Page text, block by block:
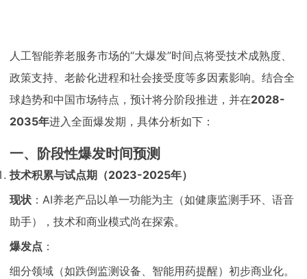
人工智能养老服务市场的“大爆发”时间点将受技术成熟度、
政策支持、老龄化进程和社会接受度等多因素影响。结合全
球趋势和中国市场特点，预计将分阶段推进，并在2028-
2035年进入全面爆发期，具体分析如下：
一、阶段性爆发时间预测
技术积累与试点期（2023-2025年）
现状 ：AI养老产品以单一功能为主（如健康监测手环、语音
助手），技术和商业模式尚在探索。
爆发点 ：
细分领域（如跌倒监测设备、智能用药提醒）初步商业化。